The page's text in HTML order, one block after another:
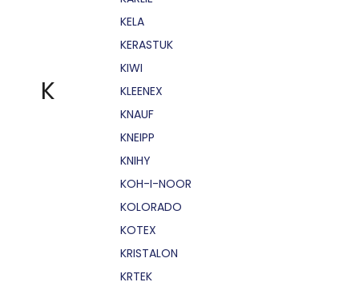
K
KELA
KERASTUK
KIWI
KLEENEX
KNAUF
KNEIPP
KNIHY
KOH-I-NOOR
KOLORADO
KOTEX
KRISTALON
KRTEK